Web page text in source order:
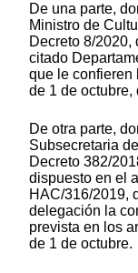
De una parte,
Ministro de
Decreto 8/2020,
citado
que le confieren
de 1 de
De otra parte,
Subsecretaria
Decreto 382/
dispuesto en el
HAC/316/2019,
delegación la
prevista en los
de 1 de octubre.